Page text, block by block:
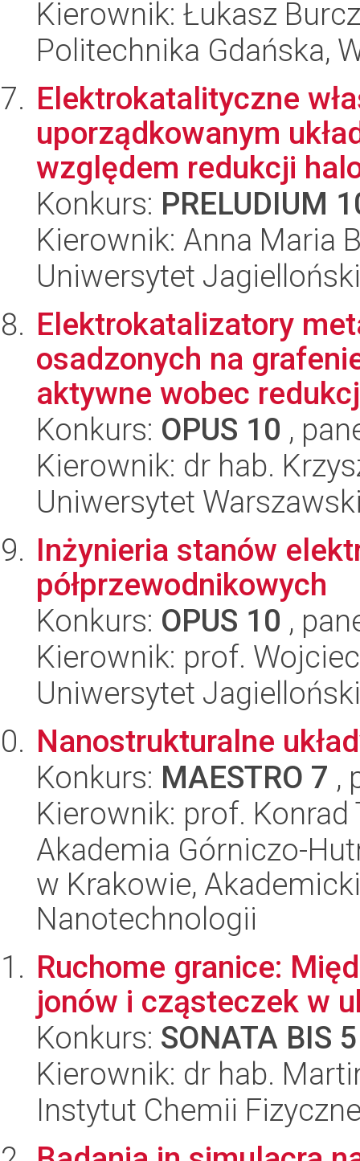
Kierownik: Łukasz
Politechnika Gdańska,
Elektrokatalityczne
uporządkowanym
względem redukcji
Konkurs: PRELUDIUM
Kierownik: Anna Maria
Uniwersytet
Elektrokatalizatory
osadzonych na
aktywne wobec
Konkurs: OPUS 10 ,
Kierownik: dr hab.
Uniwersytet
Inżynieria stanów
półprzewodnikowych
Konkurs: OPUS 10 ,
Kierownik: prof.
Uniwersytet
Nanostrukturalne
Konkurs: MAESTRO 7 ,
Kierownik: prof. Konrad
Akademia Górniczo-
w Krakowie,
Nanotechnologii
Ruchome granice:
jonów i cząsteczek w
Konkurs: SONATA BIS 5
Kierownik: dr hab.
Instytut Chemii